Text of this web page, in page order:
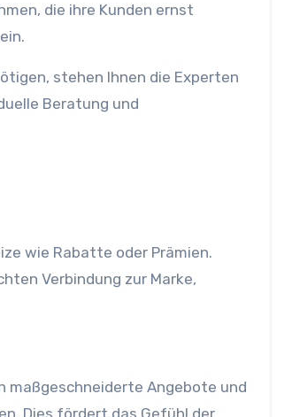
die ihre Kunden ernst
stehen Ihnen die Experten
Beratung und
wie Rabatte oder Prämien.
Verbindung zur Marke,
maßgeschneiderte Angebote und
Dies fördert das Gefühl der